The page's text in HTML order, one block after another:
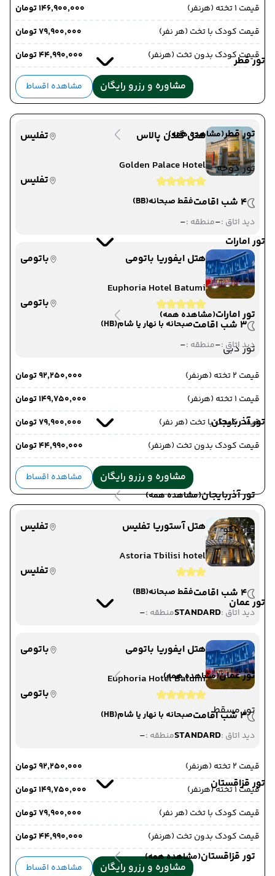
تور قطر
تور قطر(مشاهده همه)
تور دوحه
تور امارات
تور امارات(مشاهده همه)
تور دبی
تور آذربایجان
تور آذربایجان(مشاهده همه)
تور باکو
تور عمان
تور عمان(مشاهده همه)
تور مسقط
تور قزاقستان
تور قزاقستان(مشاهده همه)
قیمت 1 تخته (هرنفر)
۱۴۶٬۹۰۰٬۰۰۰ تومان
قیمت کودک با تخت (هر نفر)
۷۹٬۹۰۰٬۰۰۰ تومان
قیمت کودک بدون تخت (هرنفر)
۴۴٬۹۹۰٬۰۰۰ تومان
مشاوره و رزرو رایگان مشاهده اقساط
هتل گلدن پالاس
تفلیس
Golden Palace Hotel
تفلیس
4 شب اقامت
فقط صبحانه(BB)
دید اتاق :-منطقه :-
هتل ایفوریا باتومی
باتومی
Euphoria Hotel Batumi
باتومی
3 شب اقامت
صبحانه با نهار یا شام(HB)
دید اتاق :-منطقه :-
قیمت 2 تخته (هرنفر)
۹۲٬۲۵۰٬۰۰۰ تومان
قیمت 1 تخته (هرنفر)
۱۴۹٬۷۵۰٬۰۰۰ تومان
قیمت کودک با تخت (هر نفر)
۷۹٬۹۰۰٬۰۰۰ تومان
قیمت کودک بدون تخت (هرنفر)
۴۴٬۹۹۰٬۰۰۰ تومان
مشاوره و رزرو رایگان مشاهده اقساط
هتل آستوریا تفلیس
تفلیس
Astoria Tbilisi hotel
تفلیس
4 شب اقامت
فقط صبحانه(BB)
دید اتاق :STANDARDمنطقه :-
هتل ایفوریا باتومی
باتومی
Euphoria Hotel Batumi
باتومی
3 شب اقامت
صبحانه با نهار یا شام(HB)
دید اتاق :STANDARDمنطقه :-
قیمت 2 تخته (هرنفر)
۹۲٬۲۵۰٬۰۰۰ تومان
قیمت 1 تخته (هرنفر)
۱۴۹٬۷۵۰٬۰۰۰ تومان
قیمت کودک با تخت (هر نفر)
۷۹٬۹۰۰٬۰۰۰ تومان
قیمت کودک بدون تخت (هرنفر)
۴۴٬۹۹۰٬۰۰۰ تومان
مشاوره و رزرو رایگان مشاهده اقساط